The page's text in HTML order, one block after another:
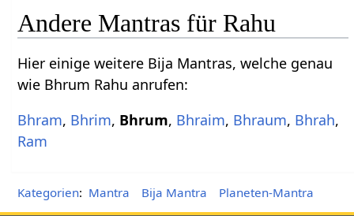
Andere Mantras für Rahu
Hier einige weitere Bija Mantras, welche genau
wie Bhrum Rahu anrufen:
Bhram, Bhrim, Bhrum, Bhraim, Bhraum, Bhrah,
Ram
Kategorien: Mantra Bija Mantra Planeten-Mantra